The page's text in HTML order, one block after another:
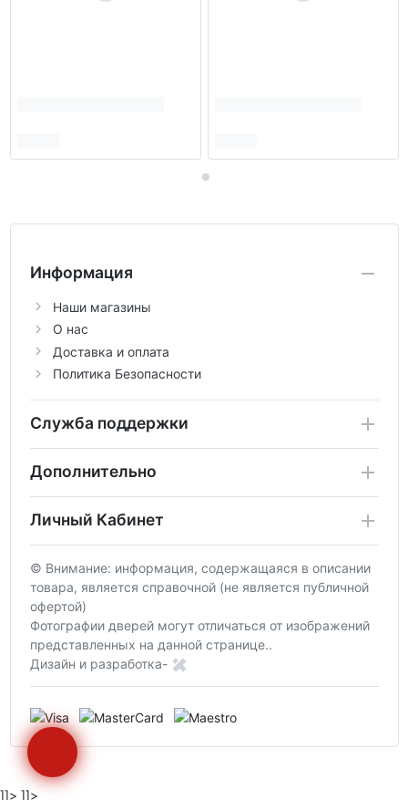
Информация
Наши магазины
О нас
Доставка и оплата
Политика Безопасности
Служба поддержки
Дополнительно
Личный Кабинет
© Внимание: информация, содержащаяся в описании
товара, является справочной (не является публичной
офертой)
Фотографии дверей могут отличаться от изображений
представленных на данной странице..
Дизайн и разработка-
]]> ]]>